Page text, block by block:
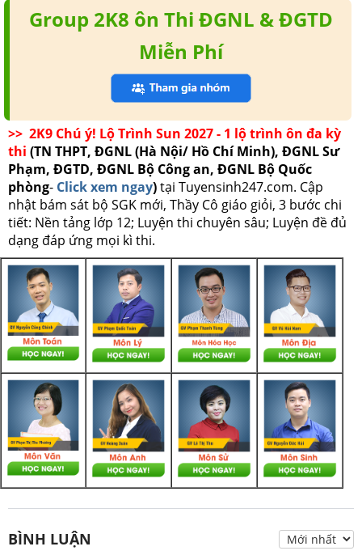
Group 2K8 ôn Thi ĐGNL & ĐGTD
Miễn Phí
>> 2K9 Chú ý! Lộ Trình Sun 2027 - 1 lộ trình ôn đa kỳ
thi (TN THPT, ĐGNL (Hà Nội/ Hồ Chí Minh), ĐGNL Sư
Phạm, ĐGTD, ĐGNL Bộ Công an, ĐGNL Bộ Quốc
phòng- Click xem ngay)tại Tuyensinh247.com. Cập
nhật bám sát bộ SGK mới, Thầy Cô giáo giỏi, 3 bước chi
tiết: Nền tảng lớp 12; Luyện thi chuyên sâu; Luyện đề đủ
dạng đáp ứng mọi kì thi.
BÌNH LUẬN